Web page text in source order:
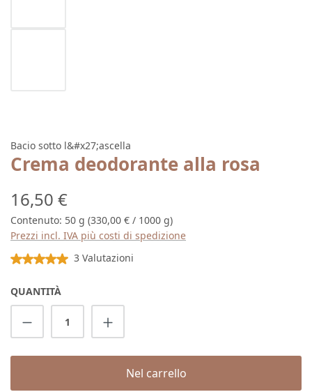
Bacio sotto l&#x27;ascella
Crema deodorante alla rosa
Prezzo normale:
16,50 €
Contenuto: 50 g (330,00 € / 1000 g)
Prezzi incl. IVA più costi di spedizione
Valutazione media di 5 su 5 stelle
3 Valutazioni
QUANTITÀ
Quantità del prodotto: inserisci la
Nel carrello